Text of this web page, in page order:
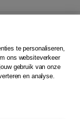
te personaliseren,
ons websiteverkeer
gebruik van onze
en analyse.